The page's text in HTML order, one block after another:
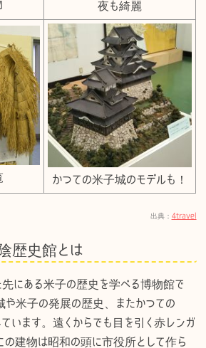
夜も綺麗
かつての米子城のモデルも！
出典： 4travel
歴史館とは
にある米子の歴史を学べる博物館で
米子の発展の歴史、またかつての
います。遠くからでも目を引く赤レンガ
建物は昭和の頭に市役所として作ら